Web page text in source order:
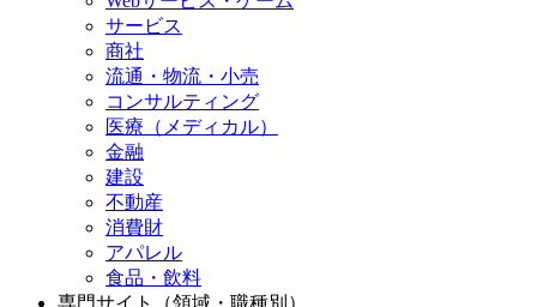
サービス
商社
流通・物流・小売
コンサルティング
医療（メディカル）
金融
建設
不動産
消費財
アパレル
食品・飲料